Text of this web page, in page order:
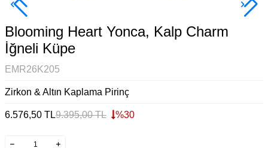
2+ Ürüne +%10
Blooming Heart Yonca, Kalp Charm
İğneli Küpe
EMR26K205
Zirkon & Altın Kaplama Pirinç
6.576,50 TL9.395,00TL %30